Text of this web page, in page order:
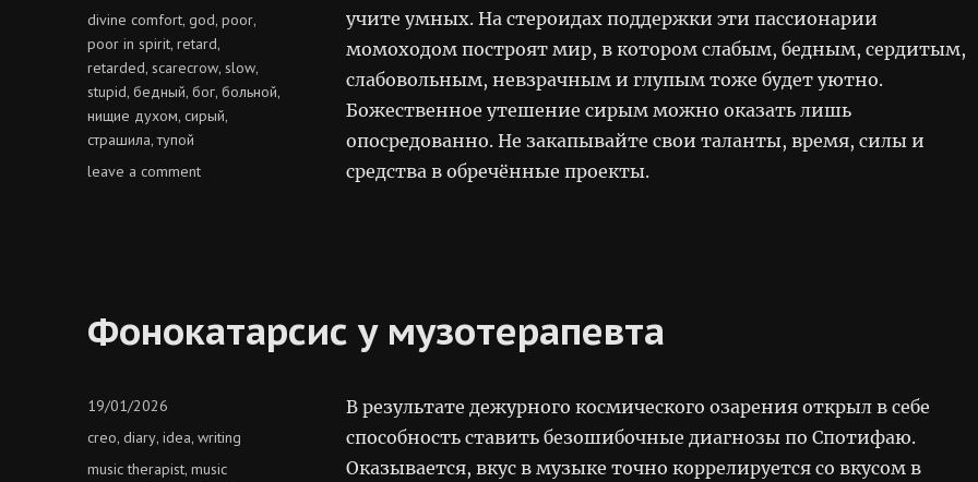
учите умных. На стероидах поддержки эти пассионарии
момоходом построят мир, в котором слабым, бедным, сердитым,
слабовольным, невзрачным и глупым тоже будет уютно.
Божественное утешение сирым можно оказать лишь
опосредованно. Не закапывайте свои таланты, время, силы и
средства в обречённые проекты.
Tags
divine comfort,god,poor,
poor in spirit,retard,
retarded, scarecrow, slow,
stupid,бедный,бог,больной,
нищие духом,сирый,
страшила,тупой
leave a commenton
Фонокатарсис у музотерапевта
В результате дежурного космического озарения открыл в себе
способность ставить безошибочные диагнозы по Спотифаю.
Оказывается, вкус в музыке точно коррелируется со вкусом в
Posted
19/01/2026
Categories
creo,diary,idea,writing
Tags
music therapist,music